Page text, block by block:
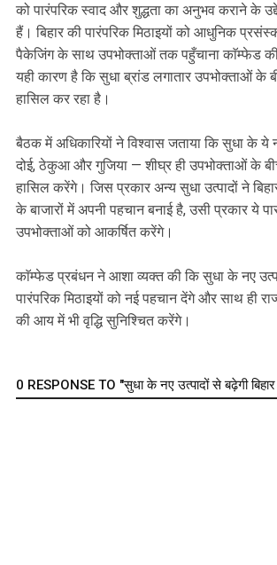
को पारंपरिक स्वाद और शुद्धता का अनुभव कराने के
हैं। बिहार की पारंपरिक मिठाइयों को आधुनिक
पैकेजिंग के साथ उपभोक्ताओं तक पहुँचाना काॅम्फेड की
यही कारण है कि सुधा ब्रांड लगातार उपभोक्ताओं के
हासिल कर रहा है।
बैठक में अधिकारियों ने विश्वास जताया कि सुधा के ये
दोई, ठेकुआ और गुजिया — शीघ्र ही उपभोक्ताओं के
हासिल करेंगे। जिस प्रकार अन्य सुधा उत्पादों ने
के बाजारों में अपनी पहचान बनाई है, उसी प्रकार ये
उपभोक्ताओं को आकर्षित करेंगे।
काॅम्फेड प्रबंधन ने आशा व्यक्त की कि सुधा के नए
पारंपरिक मिठाइयों को नई पहचान देंगे और साथ ही
की आय में भी वृद्धि सुनिश्चित करेंगे।
0 RESPONSE TO "सुधा के नए उत्पादों से बढ़ेगी